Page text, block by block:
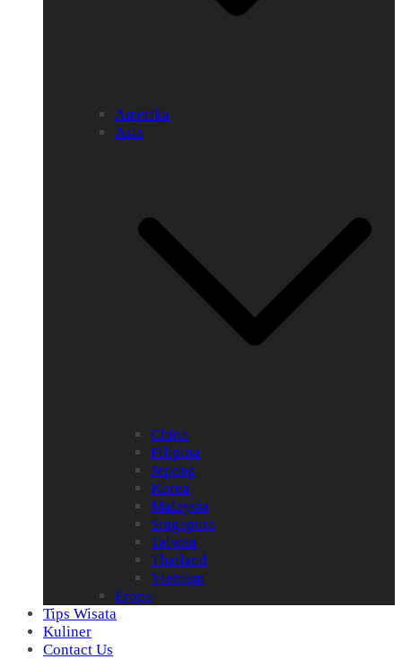
Amerika
Asia
China
Filipina
Jepang
Korea
Malaysia
Singapura
Taiwan
Thailand
Vietnam
Eropa
Tips Wisata
Kuliner
Contact Us